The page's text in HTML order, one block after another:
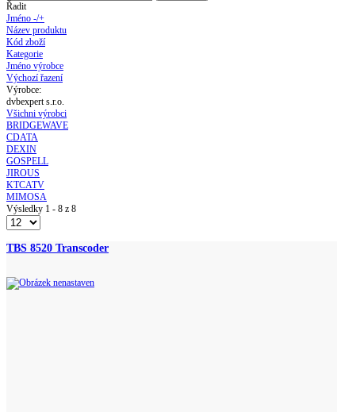
Řadit
Jméno -/+
Název produktu
Kód zboží
Kategorie
Jméno výrobce
Výchozí řazení
Výrobce:
dvbexpert s.r.o.
Všichni výrobci
BRIDGEWAVE
CDATA
DEXIN
GOSPELL
JIROUS
KTCATV
MIMOSA
Výsledky 1 - 8 z 8
TBS 8520 Transcoder